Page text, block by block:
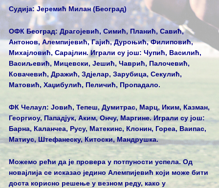
Судија: Јеремић Милан (Београд)
ОФК Београд: Драгојевић, Симић, Планић, Савић,
Антонов, Алемпијевић, Гајић, Дуроњић, Филиповић,
Михајловић, Сарајлин. Играли су још: Чупић, Василић,
Васиљевић, Мицевски, Јешић, Чаврић, Палочевић,
Ковачевић, Дражић, Здјелар, Зарубица, Секулић,
Матовић, Хаџибулић, Пеличић, Пропадало.
ФК Челаул: Јовић, Тепеш, Думитрас, Марц, Иким, Казман,
Георгиоу, Пападјук, Аким, Ончу, Маргине. Играли су још:
Барна, Каланчеа, Русу, Матекинс, Клонин, Гореа, Ваипас,
Матиус, Штефанеску, Китоски, Мандрушка.
Можемо рећи да је провера у потпуности успела. Од
новајлија се исказао једино Алемпијевић који може бити
доста корисно решење у везном реду, како у